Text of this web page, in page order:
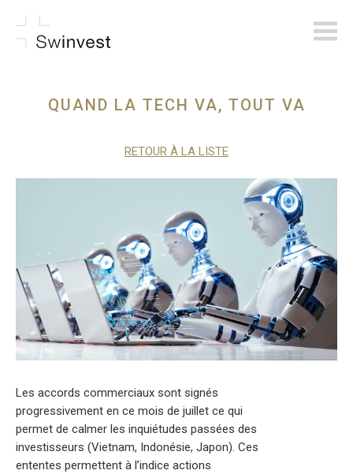
QUAND LA TECH VA, TOUT VA
RETOUR À LA LISTE
Les accords commerciaux sont signés
progressivement en ce mois de juillet ce qui
permet de calmer les inquiétudes passées des
investisseurs (Vietnam, Indonésie, Japon). Ces
ententes permettent à l’indice actions